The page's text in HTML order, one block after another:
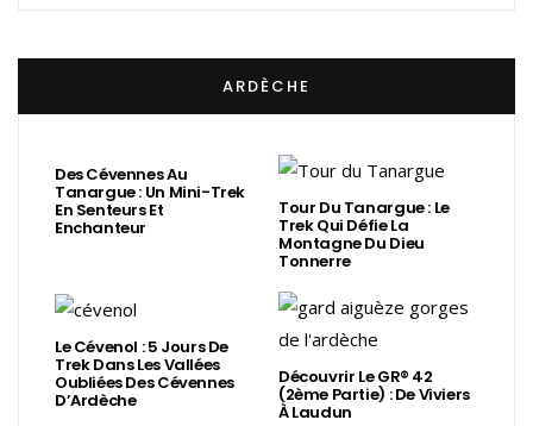
ARDÈCHE
Des Cévennes Au
Tanargue : Un Mini-Trek
En Senteurs Et
Enchanteur
Tour Du Tanargue : Le
Trek Qui Défie La
Montagne Du Dieu
Tonnerre
Le Cévenol : 5 Jours De
Trek Dans Les Vallées
Oubliées Des Cévennes
D’Ardèche
Découvrir Le GR® 42
(2ème Partie) : De Viviers
À Laudun